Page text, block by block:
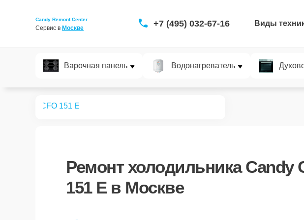
Candy Remont Center
Сервис в Москве +7 (495) 032-67-16 Виды
Варочная панель Водонагреватель
CFO 151 E
Ремонтхолодильника Candy
151 Eв Москве